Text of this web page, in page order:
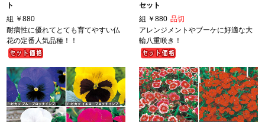
ト
組 ￥880
耐病性に優れてとても育てやすい仏
花の定番人気品種！！
セット
組 ￥880 品切
アレンジメントやブーケに好適な大
輪八重咲き！